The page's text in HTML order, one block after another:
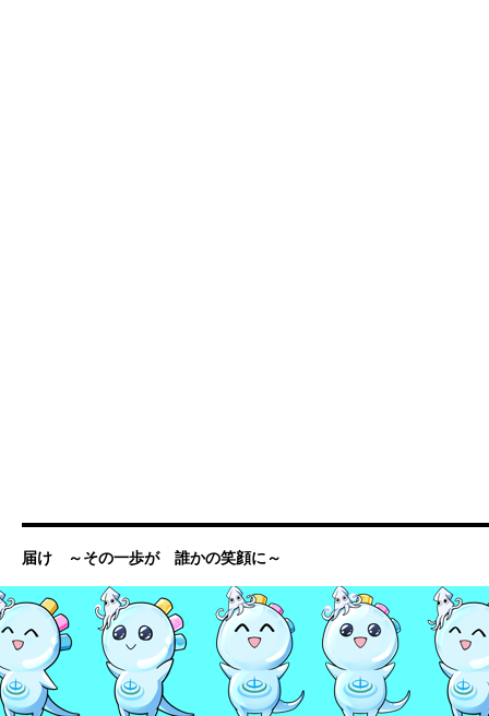
届け ～その一歩が 誰かの笑顔に～